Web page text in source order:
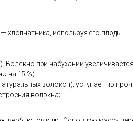
хлопчатника, используя его плоды.
при набухании
на 15 %).
волокон); уступает по
волокна;